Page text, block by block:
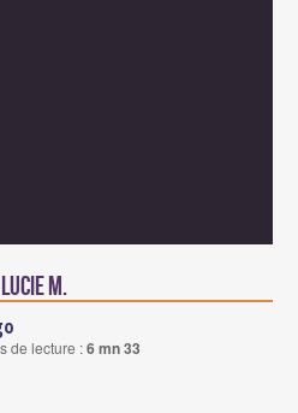
M.
de lecture :6 mn 33